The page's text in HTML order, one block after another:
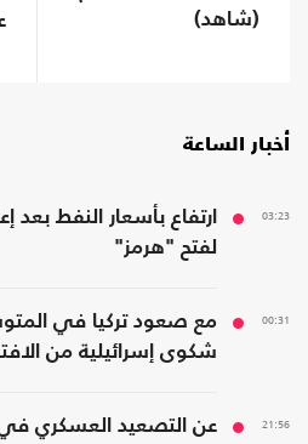
(شاهد)
أخبار الساعة
03:23
ارتفاع بأسعار النفط بعد
لفتح "هرمز"
00:31
مع صعود تركيا في
شكوى إسرائيلية من
21:56
عن التصعيد العسكري